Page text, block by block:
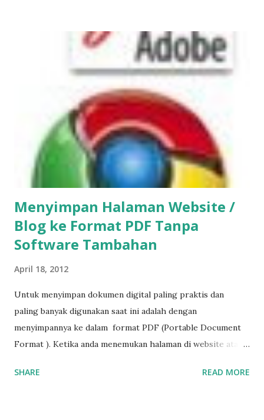
Menyimpan Halaman Website /
Blog ke Format PDF Tanpa
Software Tambahan
April 18, 2012
Untuk menyimpan dokumen digital paling praktis dan
paling banyak digunakan saat ini adalah dengan
menyimpannya ke dalam format PDF (Portable Document
Format ). Ketika anda menemukan halaman di website atau
tentu anda ingin menyimpannya. Nah.. tidak ada salahnya
SHARE READ MORE